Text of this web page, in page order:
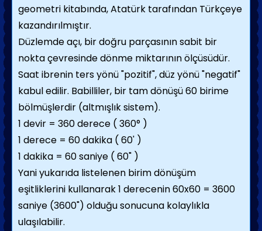
geometri kitabında, Atatürk tarafından Türkçeye
kazandırılmıştır.
Düzlemde açı, bir doğru parçasının sabit bir
nokta çevresinde dönme miktarının ölçüsüdür.
Saat ibrenin ters yönü "pozitif", düz yönü "negatif"
kabul edilir. Babilliler, bir tam dönüşü 60 birime
bölmüşlerdir (altmışlık sistem).
1 devir = 360 derece ( 360° )
1 derece = 60 dakika ( 60' )
1 dakika = 60 saniye ( 60" )
Yani yukarıda listelenen birim dönüşüm
eşitliklerini kullanarak 1 derecenin 60x60 = 3600
saniye (3600") olduğu sonucuna kolaylıkla
ulaşılabilir.